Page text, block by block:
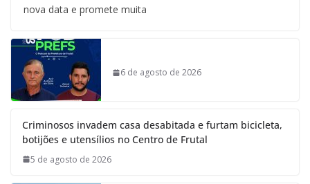
nova data e promete muita
6 de agosto de 2026
Criminosos invadem casa desabitada e furtam bicicleta,
botijões e utensílios no Centro de Frutal
5 de agosto de 2026